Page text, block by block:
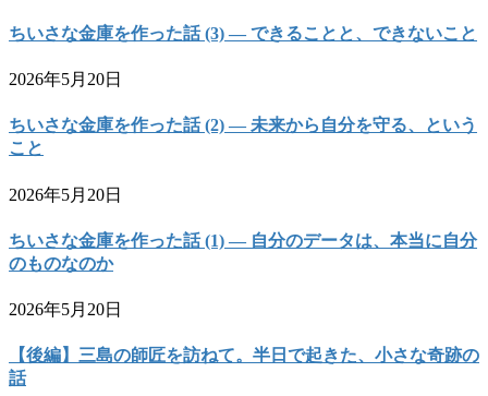
ちいさな金庫を作った話 (3) — できることと、できないこと
2026年5月20日
ちいさな金庫を作った話 (2) — 未来から自分を守る、という
こと
2026年5月20日
ちいさな金庫を作った話 (1) — 自分のデータは、本当に自分
のものなのか
2026年5月20日
【後編】三島の師匠を訪ねて。半日で起きた、小さな奇跡の
話